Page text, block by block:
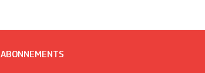
ABONNEMENTS